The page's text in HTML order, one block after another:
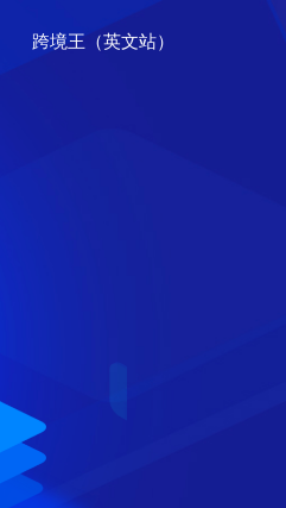
跨境王（英文站）